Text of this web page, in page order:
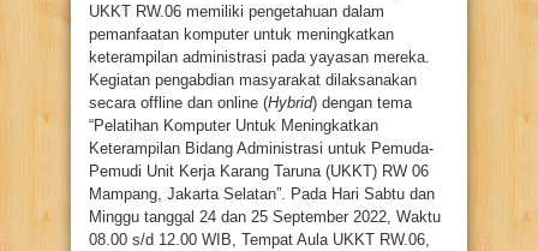
UKKT RW.06 memiliki pengetahuan dalam
pemanfaatan komputer untuk meningkatkan
keterampilan administrasi pada yayasan mereka.
Kegiatan pengabdian masyarakat dilaksanakan
secara offline dan online (Hybrid) dengan tema
“Pelatihan Komputer Untuk Meningkatkan
Keterampilan Bidang Administrasi untuk Pemuda-
Pemudi Unit Kerja Karang Taruna (UKKT) RW 06
Mampang, Jakarta Selatan”. Pada Hari Sabtu dan
Minggu tanggal 24 dan 25 September 2022, Waktu
08.00 s/d 12.00 WIB, Tempat Aula UKKT RW.06,